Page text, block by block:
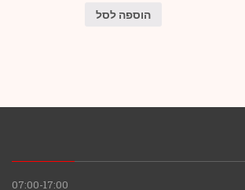
הוספה לסל
07:00-17:00